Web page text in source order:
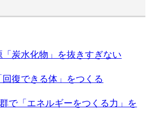
炭水化物」を抜きすぎない
復できる体」をつくる
で「エネルギーをつくる力」を